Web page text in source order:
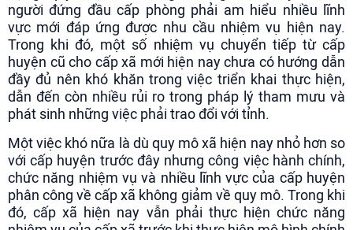
người đứng đầu cấp phòng phải am hiểu nhiều lĩnh
vực mới đáp ứng được nhu cầu nhiệm vụ hiện nay.
Trong khi đó, một số nhiệm vụ chuyển tiếp từ cấp
huyện cũ cho cấp xã mới hiện nay chưa có hướng dẫn
đầy đủ nên khó khăn trong việc triển khai thực hiện,
dẫn đến còn nhiều rủi ro trong pháp lý tham mưu và
phát sinh những việc phải trao đổi với tỉnh.
Một việc khó nữa là dù quy mô xã hiện nay nhỏ hơn so
với cấp huyện trước đây nhưng công việc hành chính,
chức năng nhiệm vụ và nhiều lĩnh vực của cấp huyện
phân công về cấp xã không giảm về quy mô. Trong khi
đó, cấp xã hiện nay vẫn phải thực hiện chức năng